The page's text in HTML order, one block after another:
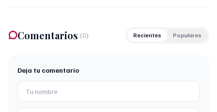
Comentarios (0) Recientes Populares
Deja tu comentario